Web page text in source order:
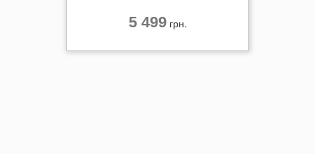
5 499грн.